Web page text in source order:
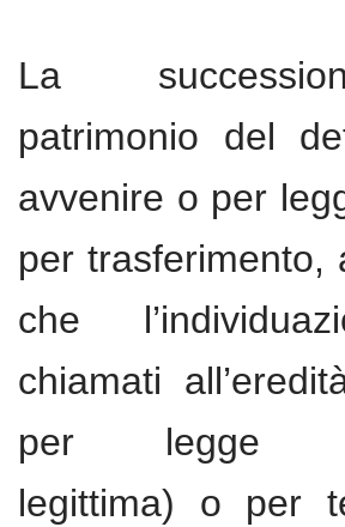
La
patrimonio del
avvenire o per
per trasferimento,
che
chiamati
per legge
legittima) o per